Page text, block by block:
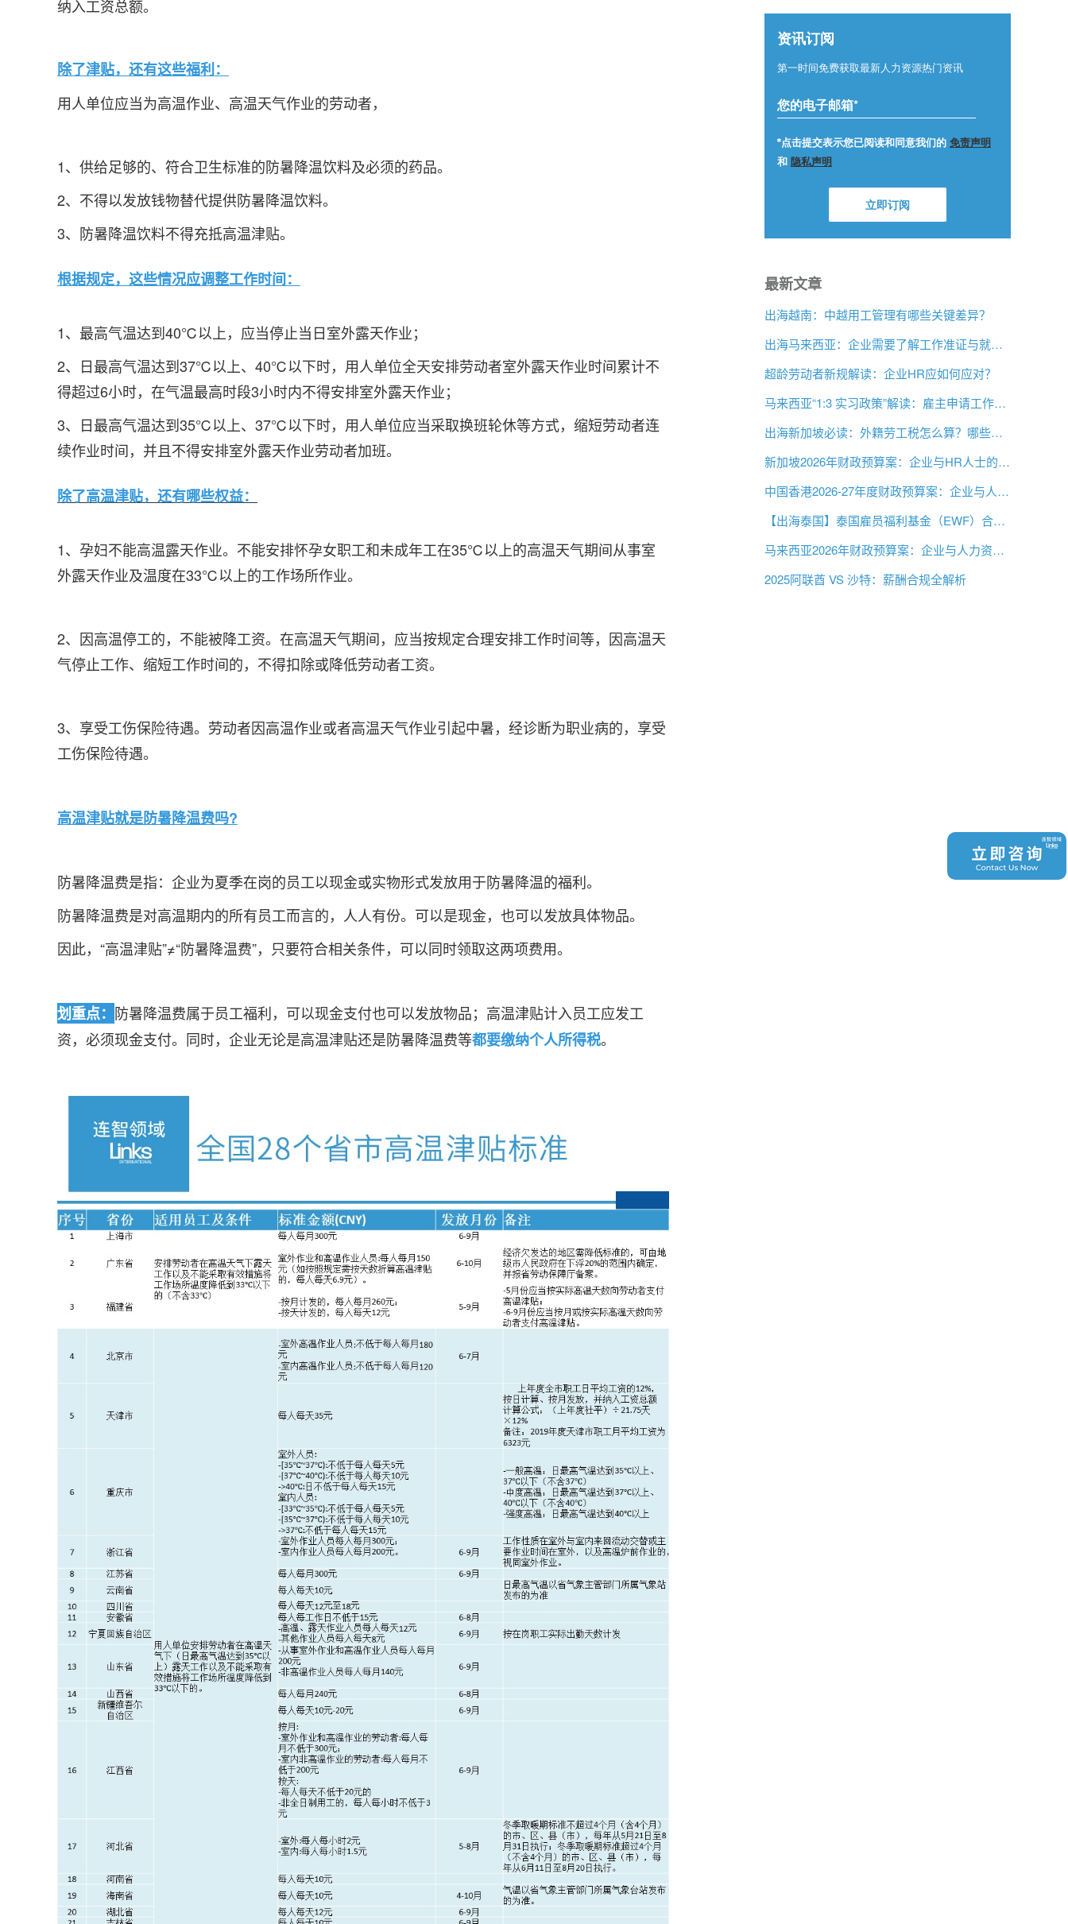
纳入工资总额。
除了津贴，还有这些福利：
用人单位应当为高温作业、高温天气作业的劳动者，
1、供给足够的、符合卫生标准的防暑降温饮料及必须的药品。
2、不得以发放钱物替代提供防暑降温饮料。
3、防暑降温饮料不得充抵高温津贴。
根据规定，这些情况应调整工作时间：
1、最高气温达到40℃以上，应当停止当日室外露天作业；
2、日最高气温达到37℃以上、40℃以下时，用人单位全天安排劳动者室外露天作业时间累计不
得超过6小时，在气温最高时段3小时内不得安排室外露天作业；
3、日最高气温达到35℃以上、37℃以下时，用人单位应当采取换班轮休等方式，缩短劳动者连
续作业时间，并且不得安排室外露天作业劳动者加班。
除了高温津贴，还有哪些权益：
1、孕妇不能高温露天作业。不能安排怀孕女职工和未成年工在35℃以上的高温天气期间从事室
外露天作业及温度在33℃以上的工作场所作业。
2、因高温停工的，不能被降工资。在高温天气期间，应当按规定合理安排工作时间等，因高温天
气停止工作、缩短工作时间的，不得扣除或降低劳动者工资。
3、享受工伤保险待遇。劳动者因高温作业或者高温天气作业引起中暑，经诊断为职业病的，享受
工伤保险待遇。
高温津贴就是防暑降温费吗?
防暑降温费是指：企业为夏季在岗的员工以现金或实物形式发放用于防暑降温的福利。
防暑降温费是对高温期内的所有员工而言的，人人有份。可以是现金，也可以发放具体物品。
因此，“高温津贴”≠“防暑降温费”，只要符合相关条件，可以同时领取这两项费用。
划重点： 防暑降温费属于员工福利，可以现金支付也可以发放物品；高温津贴计入员工应发工
资，必须现金支付。同时，企业无论是高温津贴还是防暑降温费等都要缴纳个人所得税。
最新文章
出海越南：中越用工管理有哪些关键差异？
出海马来西亚：企业需要了解工作准证与就业事项
超龄劳动者新规解读：企业HR应如何应对？
马来西亚“1:3 实习政策”解读：雇主申请工作签证前需要了解什么？
出海新加坡必读：外籍劳工税怎么算？哪些情况可以豁免？
新加坡2026年财政预算案：企业与HR人士的关注要点
中国香港2026-27年度财政预算案：企业与人力资源主管关注要点
【出海泰国】泰国雇员福利基金（EWF）合规指南
马来西亚2026年财政预算案：企业与人力资源必读
2025阿联酋 VS 沙特：薪酬合规全解析